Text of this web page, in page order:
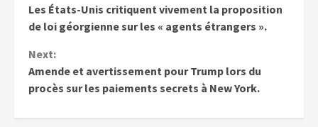
Les États-Unis critiquent vivement la proposition
de loi géorgienne sur les « agents étrangers ».
Next:
Amende et avertissement pour Trump lors du
procès sur les paiements secrets à New York.